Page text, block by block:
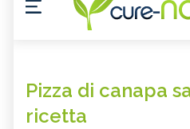
Pizza di canapa
ricetta